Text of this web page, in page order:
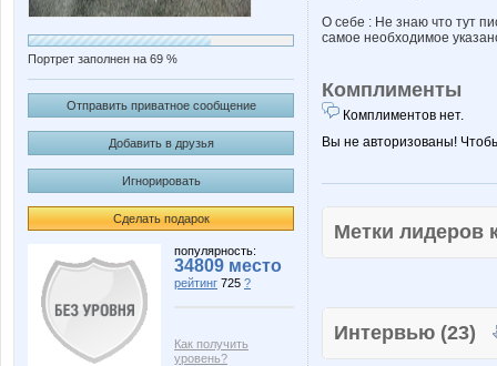
Портрет заполнен на 69 %
Отправить приватное сообщение
Добавить в друзья
Игнорировать
Сделать подарок
популярность:
34809 место
рейтинг 725 ?
Как получить
уровень?
О себе : Не знаю что тут
самое необходимое
Комплименты
Комплиментов нет.
Вы не авторизованы!
Метки
Интервью (23)